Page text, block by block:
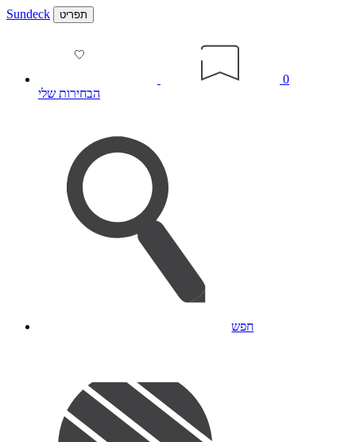
Sundeck תפריט
0
הבחירות שלי
חפש